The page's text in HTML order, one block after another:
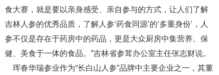
食大赛，就是要以亲身感受、亲自参与的方式，让人们了解
吉林人参的优秀品质，了解人参‘药食同源’的‘多重身份’，人
参不仅是存在于药房中的药品，更是大众厨房中集营养、保
健、美食于一体的食品。”吉林省参茸办公室主任张志财说。
珲春华瑞参业作为“长白山人参”品牌中主要企业之一，其董